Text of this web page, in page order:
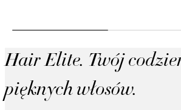
Hair Elite. Twój
pięknych włosów.